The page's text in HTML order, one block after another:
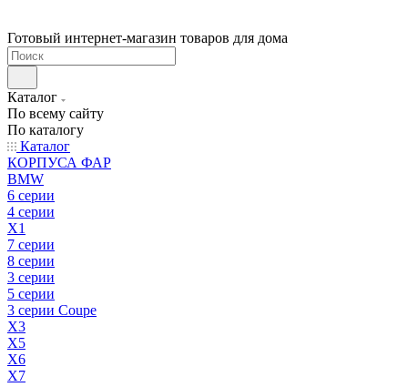
Готовый интернет-магазин товаров для дома
Каталог
По всему сайту
По каталогу
Каталог
КОРПУСА ФАР
BMW
6 серии
4 серии
X1
7 серии
8 серии
3 серии
5 серии
3 серии Coupe
X3
X5
X6
X7